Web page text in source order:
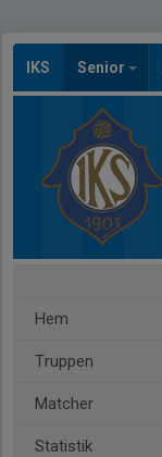
IKS Senior
Hem
Truppen
Matcher
Statistik